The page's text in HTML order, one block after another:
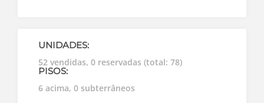
UNIDADES:
52 vendidas, 0 reservadas (total: 78)
PISOS:
6 acima, 0 subterrâneos